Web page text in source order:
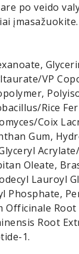
po veido
VP
Rice
Coix
Gum,
Oleate,
Lauroyl
Phosphate,
Officinale
Root
1.